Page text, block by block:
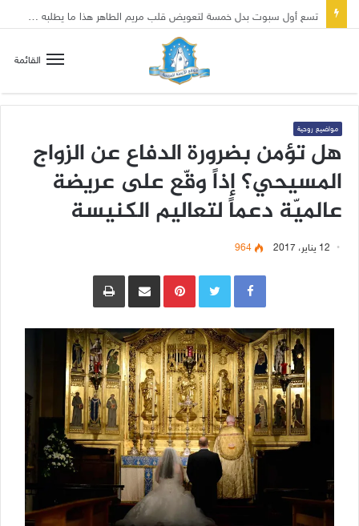
القائمة
مواضيع روحية
هل تؤمن بضرورة الدفاع عن الزواج
المسيحي؟ إذاً وقّع على عريضة
عالميّة دعماً لتعاليم الكنيسة
12 يناير، 2017 964
Pinterestمشاركة عبر البريد طباعة